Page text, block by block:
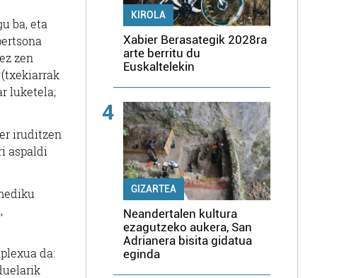
ba, eta
zen
luketela;
iruditzen
aspaldi
da:
KIROLA
Xabier Berasategik 2028ra
arte berritu du
Euskaltelekin
4
GIZARTEA
Neandertalen kultura
ezagutzeko aukera, San
Adrianera bisita gidatua
eginda